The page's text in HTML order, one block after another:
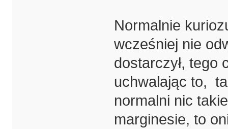
Normalnie
wcześniej nie
dostarczył, tego
uchwalając to,
normalni nic
marginesie, to